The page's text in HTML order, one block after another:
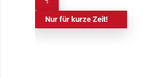
Nur für kurze Zeit!